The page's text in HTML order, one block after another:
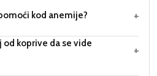
kod anemije? +
od koprive da se vide
+